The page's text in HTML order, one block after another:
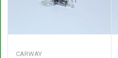
CARWAY